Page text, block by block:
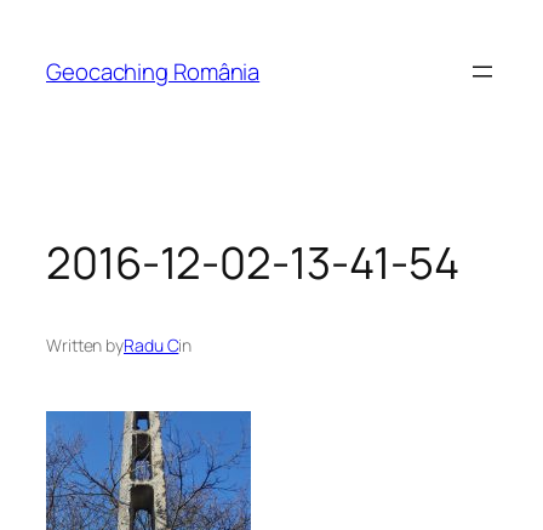
content
Geocaching România
2016-12-02-13-41-54
Written byRadu Cin